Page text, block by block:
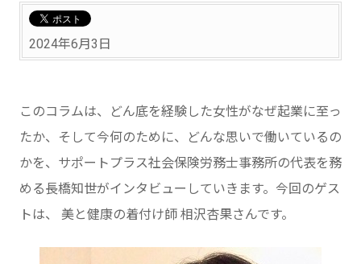
2024年6月3日
このコラムは、どん底を経験した女性がなぜ起業に至っ
たか、そして今何のために、どんな思いで働いているの
かを、サポートプラス社会保険労務士事務所の代表を務
める長橋知世がインタビューしていきます。今回のゲス
トは、 美と健康の着付け師 相沢杏果さんです。